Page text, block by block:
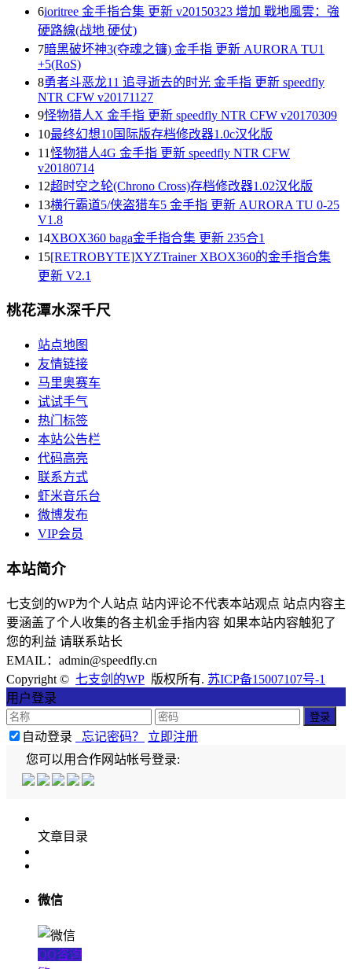
6ioritree 金手指合集 更新 v20150323 增加 戰地風雲：強
硬路線(战地 硬仗)
7暗黑破坏神3(夺魂之镰) 金手指 更新 AURORA TU1
+5(RoS)
8勇者斗恶龙11 追寻逝去的时光 金手指 更新 speedfly
NTR CFW v20171127
9怪物猎人X 金手指 更新 speedfly NTR CFW v20170309
10最终幻想10国际版存档修改器1.0c汉化版
11怪物猎人4G 金手指 更新 speedfly NTR CFW
v20180714
12超时空之轮(Chrono Cross)存档修改器1.02汉化版
13横行霸道5/侠盗猎车5 金手指 更新 AURORA TU 0-25
V1.8
14XBOX360 baga金手指合集 更新 235合1
15[RETROBYTE]XYZTrainer XBOX360的金手指合集
更新 V2.1
桃花潭水深千尺
站点地图
友情链接
马里奥赛车
试试手气
热门标签
本站公告栏
代码高亮
联系方式
虾米音乐台
微博发布
VIP会员
本站简介
七支剑的WP为个人站点 站内评论不代表本站观点 站点内容主
要涵盖了个人收集的各主机金手指内容 如果本站内容触犯了
您的利益 请联系站长
EMAIL：admin@speedfly.cn
Copyright © 七支剑的WP 版权所有. 苏ICP备15007107号-1
用户登录
自动登录 忘记密码？
立即注册
您可以用合作网站帐号登录:
文章目录
微信
QQ咨询